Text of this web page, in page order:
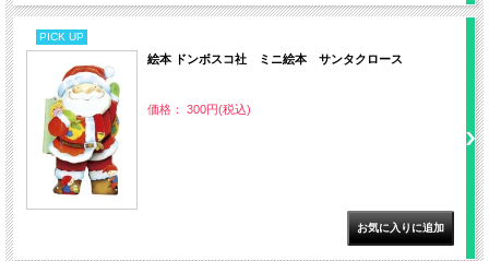
PICK UP
絵本 ドンボスコ社 ミニ絵本 サンタクロース
価格： 300円(税込)